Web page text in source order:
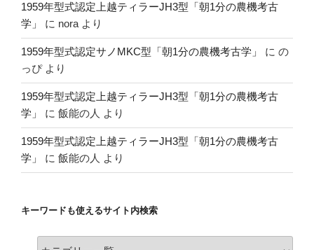
1959年型式認定上越ティラーJH3型「朝1分の農機考古
学」
に nora より
1959年型式認定サノMKC型「朝1分の農機考古学」 に の
っぴより
1959年型式認定上越ティラーJH3型「朝1分の農機考古
学」
に 飯能の人 より
1959年型式認定上越ティラーJH3型「朝1分の農機考古
学」
に 飯能の人 より
キーワードも使えるサイト内検索